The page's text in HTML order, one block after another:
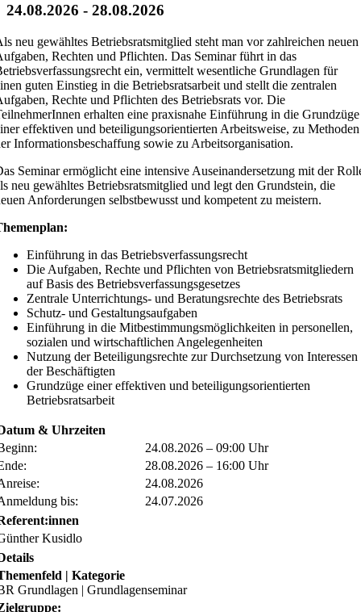
24.08.2026 - 28.08.2026
neu gewähltes Betriebsratsmitglied steht man vor zahlreichen neuen
Rechten und Pflichten. Das Seminar führt in das
ein, vermittelt wesentliche Grundlagen für
guten Einstieg in die Betriebsratsarbeit und stellt die zentralen
Rechte und Pflichten des Betriebsrats vor. Die
erhalten eine praxisnahe Einführung in die Grundzüge
effektiven und beteiligungsorientierten Arbeitsweise, zu Methoden
Informationsbeschaffung sowie zu Arbeitsorganisation.
Seminar ermöglicht eine intensive Auseinandersetzung mit der
neu gewähltes Betriebsratsmitglied und legt den Grundstein, die
Anforderungen selbstbewusst und kompetent zu meistern.
Einführung in das Betriebsverfassungsrecht
Die Aufgaben, Rechte und Pflichten von Betriebsratsmitgliedern
auf Basis des Betriebsverfassungsgesetzes
Zentrale Unterrichtungs- und Beratungsrechte des Betriebsrats
Schutz- und Gestaltungsaufgaben
Einführung in die Mitbestimmungsmöglichkeiten in personellen,
sozialen und wirtschaftlichen Angelegenheiten
Nutzung der Beteiligungsrechte zur Durchsetzung von Interessen
der Beschäftigten
Grundzüge einer effektiven und beteiligungsorientierten
Betriebsratsarbeit
& Uhrzeiten
24.08.2026 – 09:00 Uhr
28.08.2026 – 16:00 Uhr
24.08.2026
bis:
24.07.2026
Kusidlo
| Kategorie
Grundlagen | Grundlagenseminar